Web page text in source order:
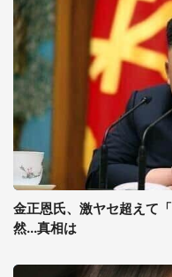
金正恩氏、激ヤセ超えて
然...真相は